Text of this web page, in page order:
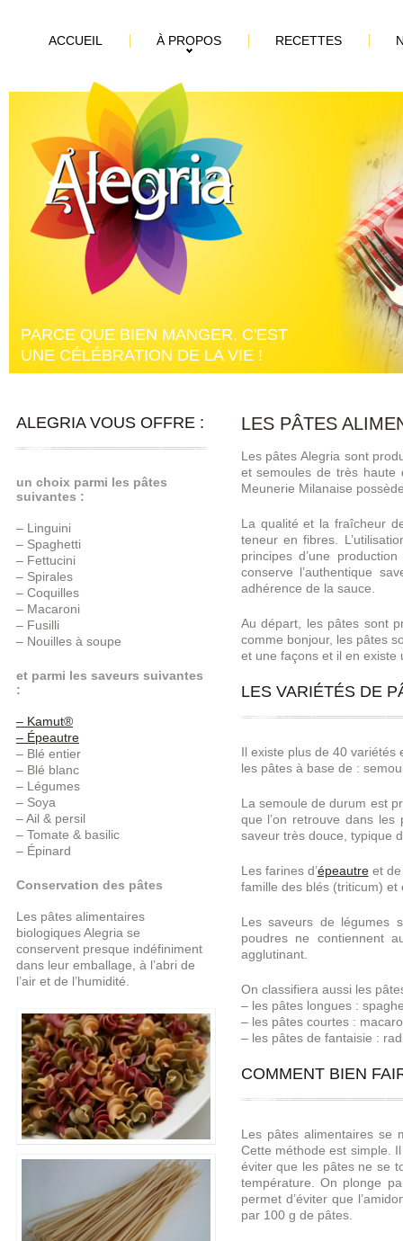
ACCUEIL À PROPOS RECETTES
PARCE QUE BIEN MANGER, C'EST
UNE CÉLÉBRATION DE LA VIE !
ALEGRIA VOUS OFFRE :
un choix parmi les pâtes
suivantes :
– Linguini
– Spaghetti
– Fettucini
– Spirales
– Coquilles
– Macaroni
– Fusilli
– Nouilles à soupe
et parmi les saveurs suivantes
:
– Kamut®
– Épeautre
– Blé entier
– Blé blanc
– Légumes
– Soya
– Ail & persil
– Tomate & basilic
– Épinard
Conservation des pâtes
Les pâtes alimentaires
biologiques Alegria se
conservent presque indéfiniment
dans leur emballage, à l’abri de
l’air et de l’humidité.
LES PÂTES
Les pâtes Alegria sont
et semoules de très haute
Meunerie Milanaise
La qualité et la fraîcheur
teneur en fibres.
principes d’une
conserve l’authentique
adhérence de la sauce.
Au départ, les pâtes sont
comme bonjour, les pâtes
et une façons et il en existe
LES VARIÉTÉS DE
Il existe plus de 40 variétés
les pâtes à base de :
La semoule de durum est
que l’on retrouve dans
saveur très douce, typique
Les farines d’épeautreet
famille des blés (triticum)
Les saveurs de légumes
poudres ne contiennent
agglutinant.
On classifiera aussi les
– les pâtes longues :
– les pâtes courtes :
– les pâtes de fantaisie :
COMMENT BIEN
Les pâtes alimentaires se
Cette méthode est simple.
éviter que les pâtes ne se
température. On plonge
permet d’éviter que
par 100 g de pâtes.